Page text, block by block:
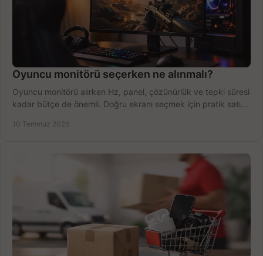
Oyuncu monitörü seçerken ne alınmalı?
Oyuncu monitörü alırken Hz, panel, çözünürlük ve tepki süresi
kadar bütçe de önemli. Doğru ekranı seçmek için pratik satın
10 Temmuz 2026